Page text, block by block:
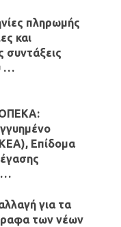
πληρωμής
και
συντάξεις
…
Επίδομα
…
για τα
των νέων